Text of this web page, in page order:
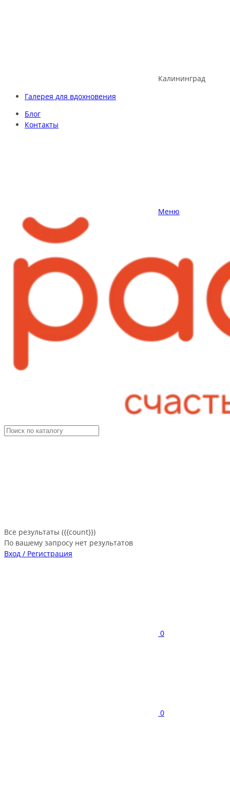
Калининград
Галерея для вдохновения
Блог
Контакты
Меню
Все результаты ({{count}})
По вашему запросу нет результатов
Вход / Регистрация
0
0